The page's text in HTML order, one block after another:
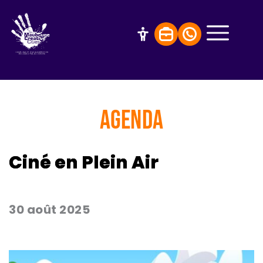
AGENDA
Ciné en Plein Air
30 août 2025